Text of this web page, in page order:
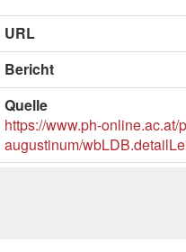
URL
Bericht
Quelle
https://www.ph-online.ac.at/
augustinum/